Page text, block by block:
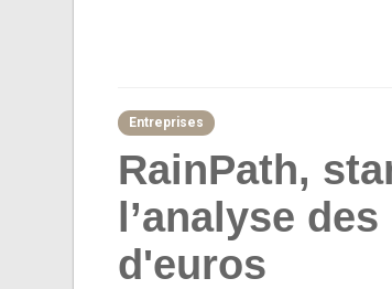
Entreprises
RainPath,
l’analyse
d'euros